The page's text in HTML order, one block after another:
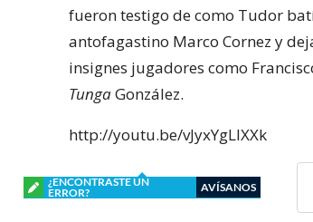
fueron testigo de como Tudor
antofagastino Marco Cornez y
insignes jugadores como
TungaGonzález.
http://youtu.be/vJyxYgLlXXk
¿ENCONTRASTE UN
ERROR?
AVÍSANOS